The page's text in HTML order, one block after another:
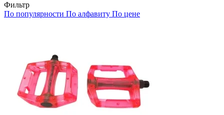
Фильтр
По популярности По алфавиту По цене